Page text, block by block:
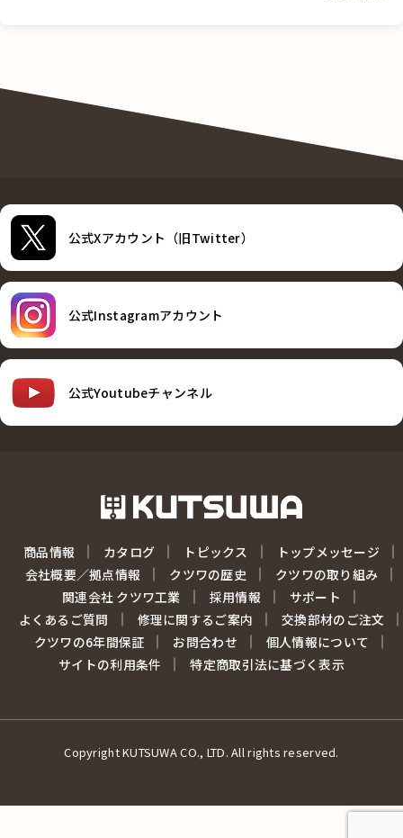
公式Xアカウント（旧Twitter）
公式Instagramアカウント
公式Youtubeチャンネル
商品情報 カタログ トピックス
トップメッセージ
会社概要／拠点情報
クツワの歴史
クツワの取り組み
関連会社 クツワ工業
採用情報
サポート
よくあるご質問
修理に関するご案内
交換部材のご注文
クツワの6年間保証
お問合わせ
個人情報について
サイトの利用条件
特定商取引法に基づく表示
Copyright KUTSUWA CO., LTD. All rights reserved.